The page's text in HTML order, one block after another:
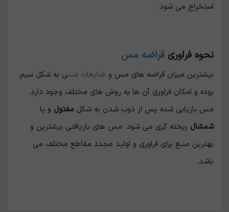
استخراج می شود.
نحوه فراوری قراضه مس
بیشترین میزان قراضه های مس و ضایعات مسی به شکل سیم
بوده و امکان فراوری آن ها به روش های مختلف وجود دارد.
مس بازیابی شده پس از ذوب شدن به شکل مفتول و یا
شمشال ریخته گری می شود. مس های بازیافتی بیشترین و
بهترین منبع برای فراوری و اولید مجدد مقاطع مختلف می
باشد.